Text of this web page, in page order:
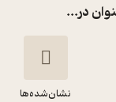
در...
نشان‌شده‌ها